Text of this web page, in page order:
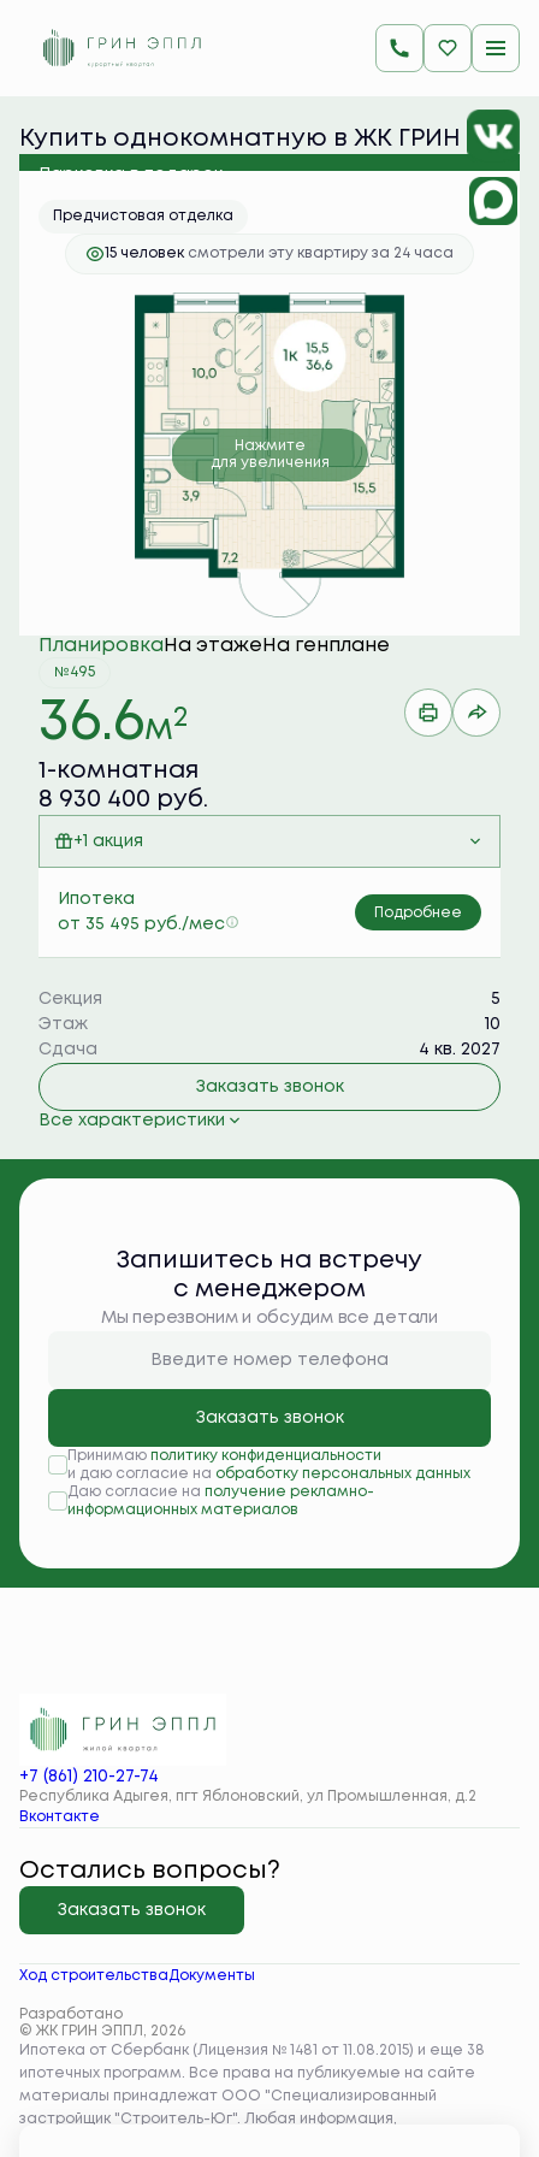
1-комнатная36.6 м
8 930 400 руб.
Ипотека от 35 495 руб./мес.
Купить однокомнатную в ЖК ГРИН
ЭППЛ
Парковка в подарок
Предчистовая отделка
15 человек смотрели эту квартиру за 24 часа
Нажмите
для увеличения
Планировка На этаже На генплане
№495
36.6м2
1-комнатная
8 930 400 руб.
+1 акция
Ипотека
от 35 495 руб./мес
Подробнее
Секция
5
Этаж
10
Сдача
4 кв. 2027
Заказать звонок
Все характеристики
Запишитесь на встречу
с менеджером
Мы перезвоним и обсудим все детали
Заказать звонок
Принимаю политику конфиденциальности
и даю согласие на обработку персональных данных
Даю согласие на получение рекламно-
информационных материалов
+7 (861) 210-27-74
Республика Адыгея, пгт Яблоновский, ул Промышленная, д.2
Вконтакте
Ход строительстваДокументы
Разработано
© ЖК ГРИН ЭППЛ, 2026
Остались вопросы?
Заказать звонок